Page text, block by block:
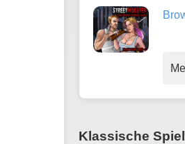
Klassische